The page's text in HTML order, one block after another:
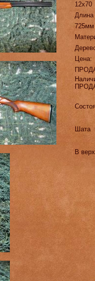
12х70
725мм
Цена:
Шата
В